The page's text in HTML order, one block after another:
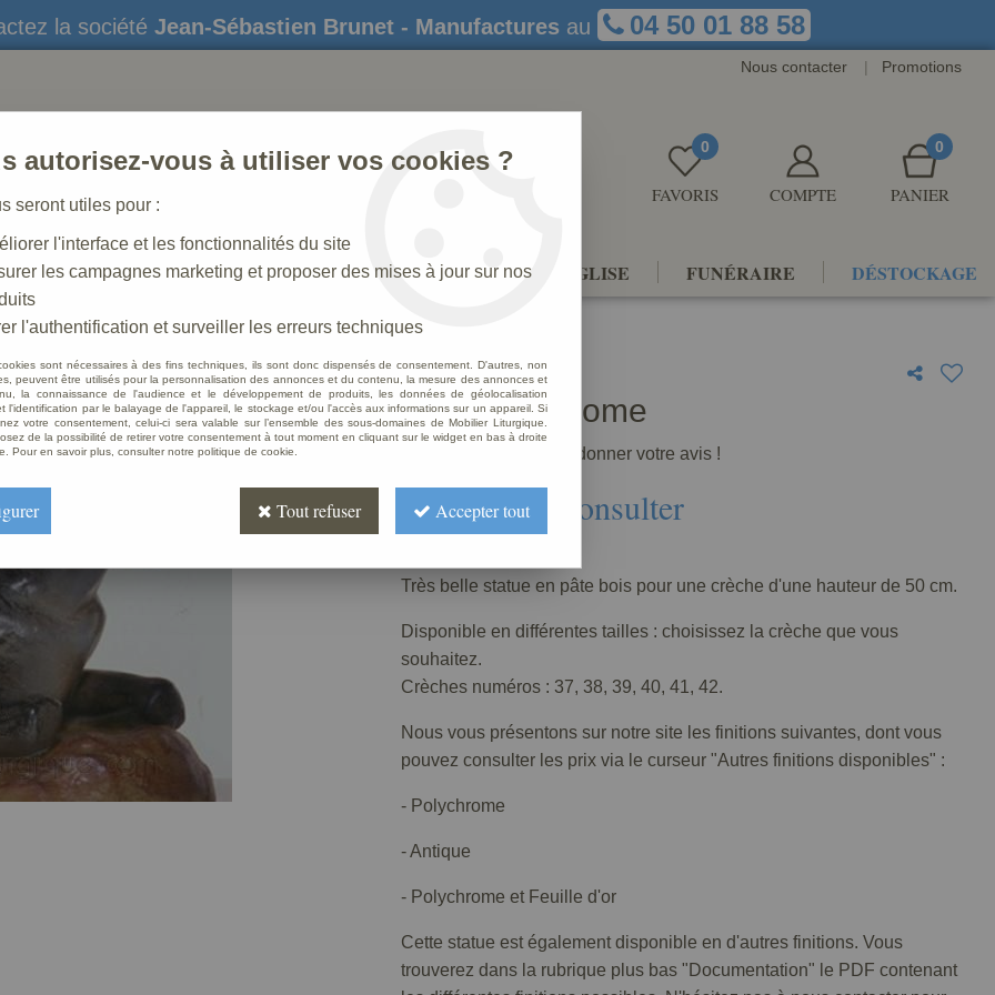
la société Jean-Sébastien Brunet - Manufactures au 04 50 01 88 58
Nous contacter | Promotions
0
FAVORIS COMPTE
0
PANIER
STATUES CRÈCHES DE NOËL AMÉNAGEMENTS D'ÉGLISE FUNÉRAIRE DÉSTOCKAGE
N° 41_50 CM >Ane Polychrome
Ane Polychrome
Soyez le premier à donner votre avis !
Prix : Nous consulter
Très belle statue en pâte bois pour une crèche d'une hauteur de 50 cm.
Disponible en différentes tailles : choisissez la crèche que vous
souhaitez.
Crèches numéros : 37, 38, 39, 40, 41, 42.
Nous vous présentons sur notre site les finitions suivantes, dont vous
pouvez consulter les prix via le curseur "Autres finitions disponibles" :
- Polychrome
- Antique
- Polychrome et Feuille d'or
Cette statue est également disponible en d'autres finitions. Vous
trouverez dans la rubrique plus bas "Documentation" le PDF contenant
autorisez-vous à utiliser vos cookies ?
seront utiles pour :
l'interface et les fonctionnalités du site
les campagnes marketing et proposer des mises à jour sur nos
l'authentification et surveiller les erreurs techniques
sont nécessaires à des fins techniques, ils sont donc dispensés de consentement. D'autres, non
peuvent être utilisés pour la personnalisation des annonces et du contenu, la mesure des annonces et
la connaissance de l'audience et le développement de produits, les données de géolocalisation
l'identification par le balayage de l'appareil, le stockage et/ou l'accès aux informations sur un appareil. Si
votre consentement, celui-ci sera valable sur l’ensemble des sous-domaines de Mobilier Liturgique.
de la possibilité de retirer votre consentement à tout moment en cliquant sur le widget en bas à droite
Pour en savoir plus, consulter notre politique de cookie.
Tout refuser Accepter tout